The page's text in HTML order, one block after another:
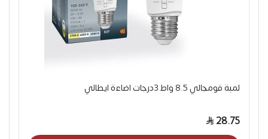
لمبة فومجالي 8.5 واط 3درجات اضاءة ايطالي
28.75